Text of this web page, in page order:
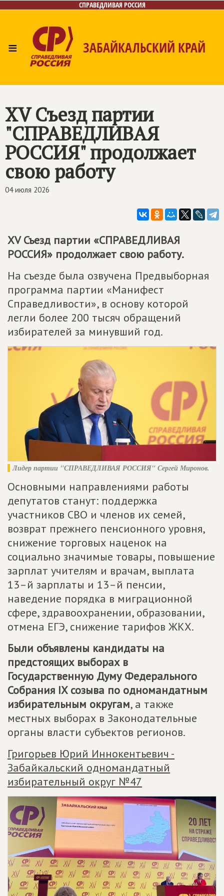
СПРАВЕДЛИВАЯ РОССИЯ
≡ ЗАБАЙКАЛЬСКИЙ КРАЙ
XV Съезд партии
"СПРАВЕДЛИВАЯ
РОССИЯ" продолжает
свою работу
04 июля 2026
XV Съезд партии «СПРАВЕДЛИВАЯ
РОССИЯ» продолжает свою работу.
На съезде была озвучена Предвыборная
программа партии «Манифест
Справедливости», в основу которой
легли более 200 тысяч обращений
избирателей за минувший год.
Лидер партии "СПРАВЕДЛИВАЯ РОССИЯ" Сергей Миронов.
Основными направлениями работы
депутатов станут: поддержка
участников СВО и членов их семей,
возврат прежнего пенсионного уровня,
снижение торговых наценок на
социально значимые товары, повышение
зарплат учителям и врачам, выплата
13–й зарплаты и 13–й пенсии,
наведение порядка в миграционной
сфере, здравоохранении, образовании,
отмена ЕГЭ, снижение тарифов ЖКХ.
Были объявлены кандидаты на
предстоящих выборах в
Государственную Думу Федерального
Собрания IX созыва по одномандатным
избирательным округам, а также
местных выборах в Законодательные
органы власти субъектов регионов.
Григорьев Юрий Иннокентьевич -
Забайкальский одномандатный
избирательный округ №47